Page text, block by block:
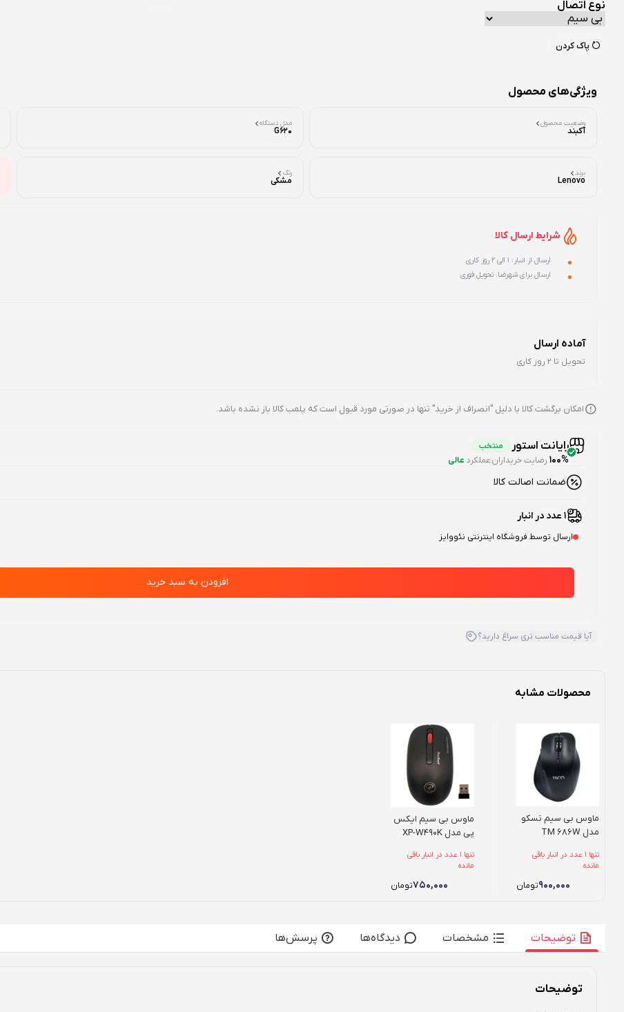
نوع اتصال
پاک کردن
ویژگی‌های محصول
وضعیت محصول
آکبند
مدل دستگاه
G620
برند
Lenovo
رنگ
مشکی
شرایط ارسال کالا
ارسال از انبار: 1 الی 2 روز کاری
ارسال برای شهرضا: تحویل فوری
آماده ارسال
تحویل تا 2 روز کاری
امکان برگشت کالا با دلیل "انصراف از خرید" تنها در صورتی مورد قبول است که پلمب کالا باز نشده باشد.
رایانت استور منتخب
100% رضایت خریدارانعملکرد عالی
ضمانت اصالت کالا
1 عدد در انبار
ارسال توسط فروشگاه اینترنتی نئووایز
افزودن به سبد خرید
آیا قیمت مناسب تری سراغ دارید؟
محصولات مشابه
ماوس بی سیم تسکو
مدل TM 686W
تنها 1 عدد در انبار باقی
مانده
۹۰۰,۰۰۰تومان
ماوس بی سیم ایکس
پی مدل XP-W490K
تنها 1 عدد در انبار باقی
مانده
۷۵۰,۰۰۰تومان
توضیحات مشخصات دیدگاه‌ها پرسش‌ها
توضیحات